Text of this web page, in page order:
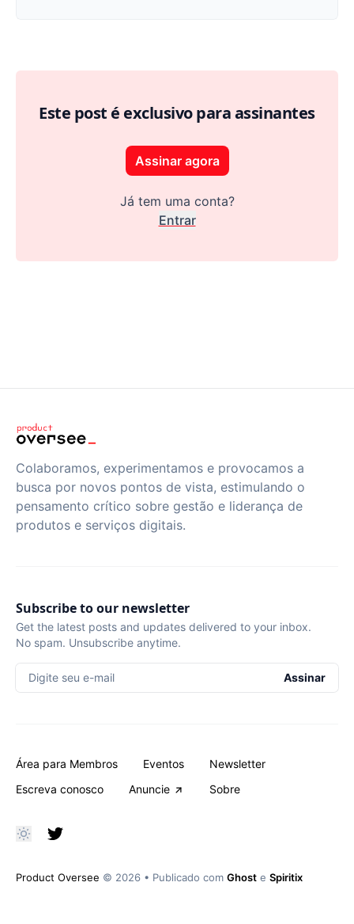
Ler, ver e ouvir # 9
Este post é exclusivo para assinantes
Assinar agora
Já tem uma conta?
Entrar
Colaboramos, experimentamos e provocamos a
busca por novos pontos de vista, estimulando o
pensamento crítico sobre gestão e liderança de
produtos e serviços digitais.
Subscribe to our newsletter
Get the latest posts and updates delivered to your inbox.
No spam. Unsubscribe anytime.
Digite seu e-mail Assinar
Área para Membros Eventos
Newsletter
Escreva conosco
Anuncie Sobre
Product Oversee © 2026 • Publicado com Ghost e Spiritix